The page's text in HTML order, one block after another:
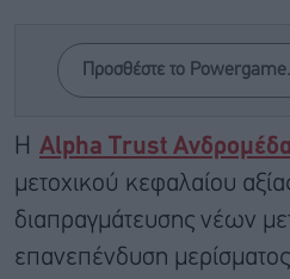
Προσθέστε το
Η Alpha Trust Ανδρομέδα
μετοχικού κεφαλαίου
διαπραγμάτευσης νέων
επανεπένδυση